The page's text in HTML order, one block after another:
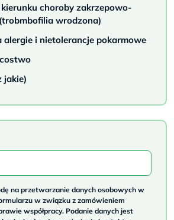
choroby zakrzepowo-
wrodzona)
alergie i nietolerancje pokarmowe
jakie)
na przetwarzanie danych osobowych w
w związku z zamówieniem
współpracy. Podanie danych jest